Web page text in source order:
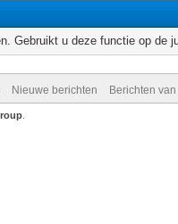
Gebruikt u deze functie op de
Nieuwe berichten Berichten